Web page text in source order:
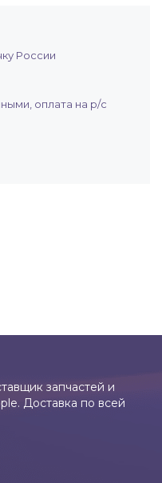
России
оплата на р/с
запчастей и
Доставка по всей